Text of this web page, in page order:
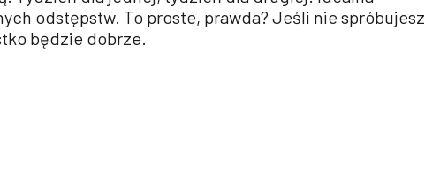
odstępstw. To proste, prawda? Jeśli nie spróbujesz
będzie dobrze.